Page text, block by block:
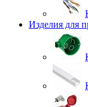
Изделия для